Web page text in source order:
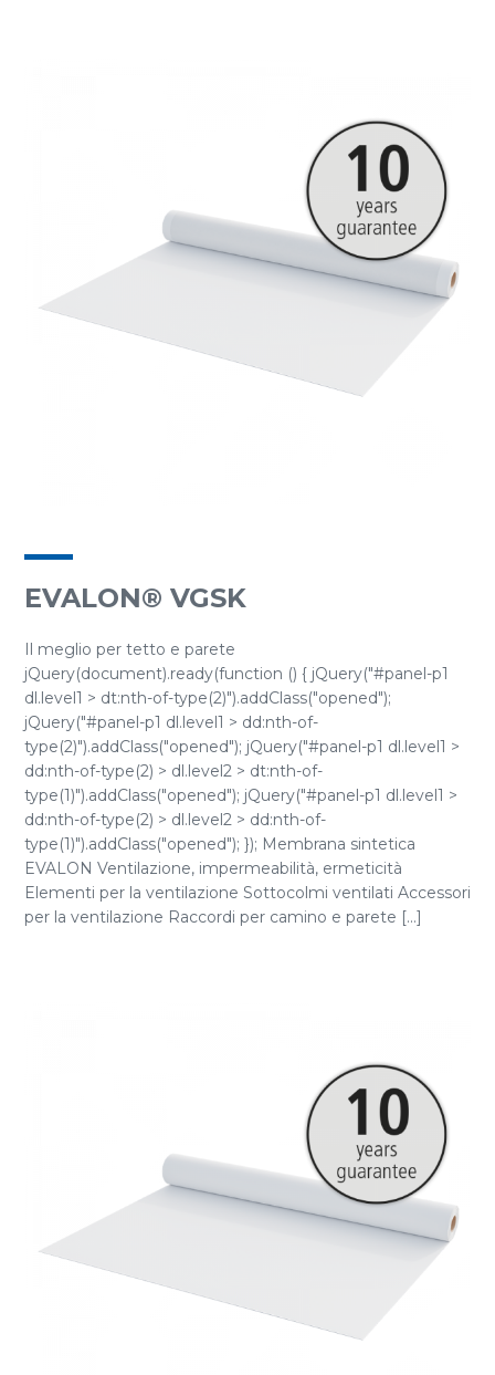
EVALON® VGSK
Il meglio per tetto e parete
jQuery(document).ready(function () { jQuery("#panel-p1
dl.level1 > dt:nth-of-type(2)").addClass("opened");
jQuery("#panel-p1 dl.level1 > dd:nth-of-
type(2)").addClass("opened"); jQuery("#panel-p1 dl.level1 >
dd:nth-of-type(2) > dl.level2 > dt:nth-of-
type(1)").addClass("opened"); jQuery("#panel-p1 dl.level1 >
dd:nth-of-type(2) > dl.level2 > dd:nth-of-
type(1)").addClass("opened"); }); Membrana sintetica
EVALON Ventilazione, impermeabilità, ermeticità
Elementi per la ventilazione Sottocolmi ventilati Accessori
per la ventilazione Raccordi per camino e parete [...]